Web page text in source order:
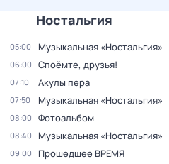
Ностальгия
05:00 Музыкальная «Ностальгия»
06:00 Споёмте, друзья!
07:10 Акулы пера
07:50 Музыкальная «Ностальгия»
08:00 Фотоальбом
08:40 Музыкальная «Ностальгия»
09:00 Прошедшее ВРЕМЯ